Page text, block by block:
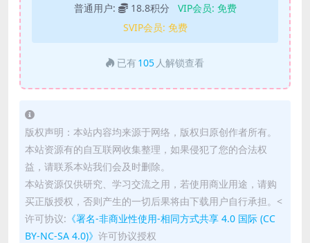
普通用户: 18.8积分 VIP会员: 免费
SVIP会员: 免费
已有 105 人解锁查看
版权声明：本站内容均来源于网络，版权归原创作者所有。
本站资源有的自互联网收集整理，如果侵犯了您的合法权
益，请联系本站我们会及时删除。
本站资源仅供研究、学习交流之用，若使用商业用途，请购
买正版授权，否则产生的一切后果将由下载用户自行承担。<
许可协议: 《署名-非商业性使用-相同方式共享 4.0 国际 (CC
BY-NC-SA 4.0)》 许可协议授权